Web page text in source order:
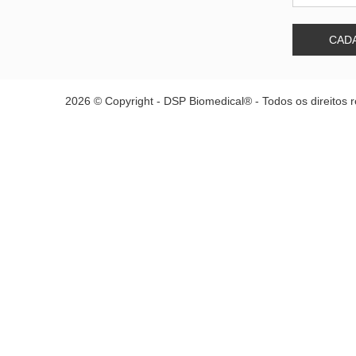
2026 © Copyright - DSP Biomedical® - Todos os direitos